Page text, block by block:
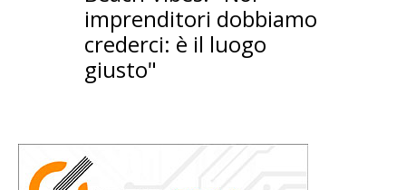
imprenditori dobbiamo
crederci: è il luogo
giusto"